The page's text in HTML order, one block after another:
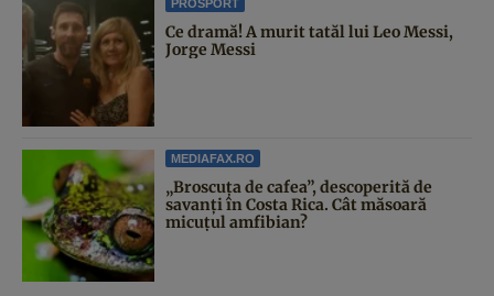
PROSPORT
Ce dramă! A murit tatăl lui Leo Messi,
Jorge Messi
MEDIAFAX.RO
„Broscuța de cafea”, descoperită de
savanți în Costa Rica. Cât măsoară
micuțul amfibian?